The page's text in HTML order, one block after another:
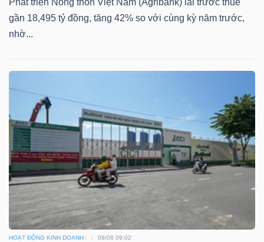
gần 18,495 tỷ đồng, tăng 42% so với cùng kỳ năm trước,
nhờ...
HOẠT ĐỘNG KINH DOANH 09/08 09:02
YẾU
DÙNG
THIẾT
YẾU
CHĂM
SÓC
SỨC